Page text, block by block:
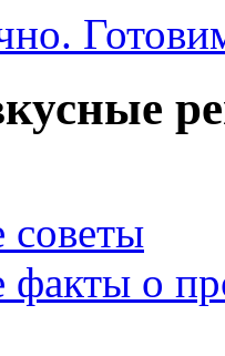
советы
о